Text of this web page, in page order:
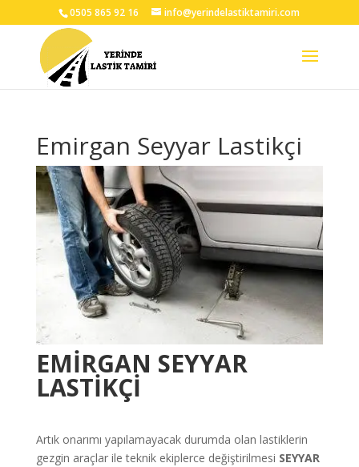
0505 865 92 16 info@yerindelastiktamiri.com
Emirgan Seyyar Lastikçi
EMİRGAN SEYYAR
LASTİKÇİ
Artık onarımı yapılamayacak durumda olan lastiklerin
gezgin araçlar ile teknik ekiplerce değiştirilmesi SEYYAR